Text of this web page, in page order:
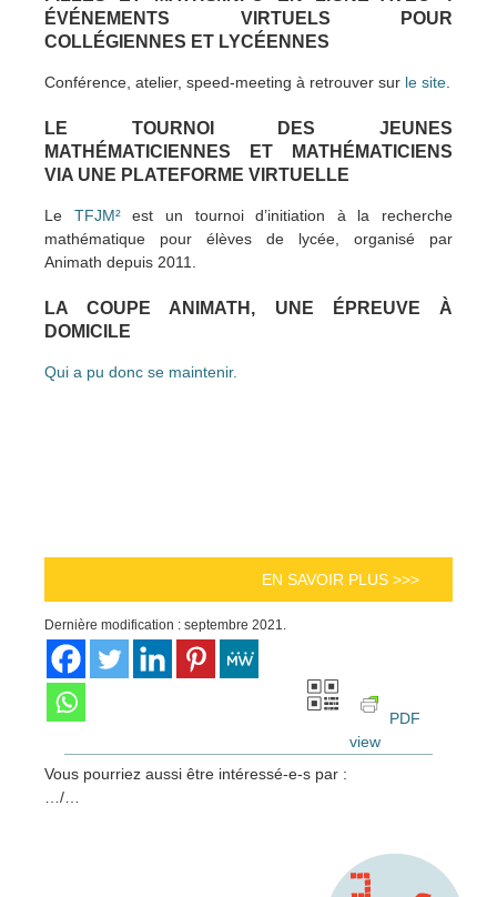
ÉVÉNEMENTS VIRTUELS POUR
COLLÉGIENNES ET LYCÉENNES
Conférence, atelier, speed-meeting à retrouver sur le site
LE TOURNOI DES JEUNES
MATHÉMATICIENNES ET MATHÉMATICIENS
VIA UNE PLATEFORME VIRTUELLE
Le TFJM²est un tournoi d’initiation à la recherche
mathématique pour élèves de lycée, organisé par
Animath depuis 2011.
LA COUPE ANIMATH, UNE ÉPREUVE À
DOMICILE
Qui a pu donc se maintenir.
EN SAVOIR PLUS >>>
Dernière modification : septembre 2021.
PDF
view
Vous pourriez aussi être intéressé-e-s par :
…/…